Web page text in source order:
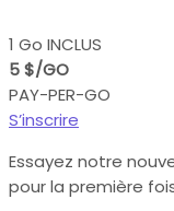
1 Go INCLUS
5 $/GO
PAY-PER-GO
S’inscrire
Essayez notre
pour la première